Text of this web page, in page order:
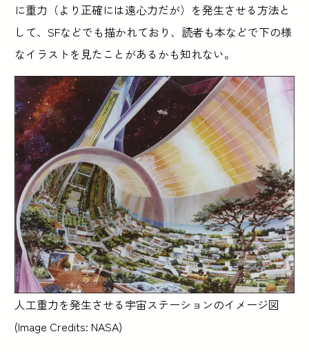
に重力（より正確には遠心力だが）を発生させる方法と
して、SFなどでも描かれており、読者も本などで下の様
なイラストを見たことがあるかも知れない。
人工重力を発生させる宇宙ステーションのイメージ図
(Image Credits: NASA)